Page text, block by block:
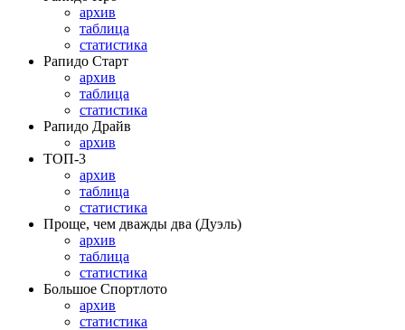
архив
таблица
статистика
Рапидо Старт
архив
таблица
статистика
Рапидо Драйв
архив
ТОП-3
архив
таблица
статистика
Проще, чем дважды два (Дуэль)
архив
таблица
статистика
Большое Спортлото
архив
статистика